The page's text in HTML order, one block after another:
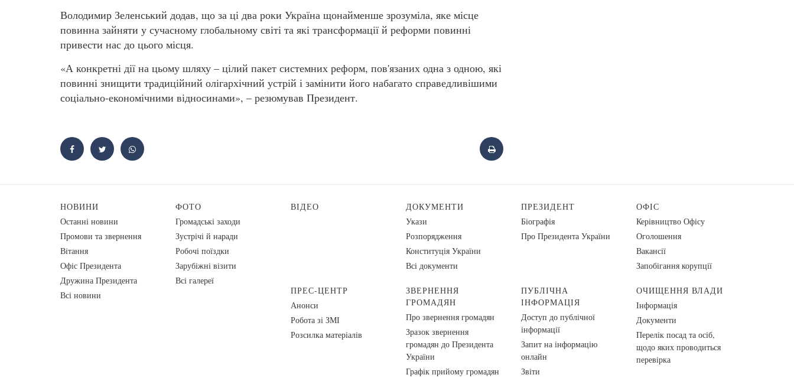
Володимир Зеленський додав, що за ці два роки Україна щонайменше зрозуміла, яке місце
повинна зайняти у сучасному глобальному світі та які трансформації й реформи повинні
привести нас до цього місця.
«А конкретні дії на цьому шляху – цілий пакет системних реформ, пов'язаних одна з одною, які
повинні знищити традиційний олігархічний устрій і замінити його набагато справедливішими
соціально-економічними відносинами», – резюмував Президент.
НОВИНИ
Останні новини
Промови та звернення
Вiтання
Офіс Президента
Дружина Президента
Всі новини
ФОТО
Громадські заходи
Зустрічі й наради
Робочі поїздки
Зарубіжні візити
Всі галереї
ВІДЕО
ДОКУМЕНТИ
Укази
Розпорядження
Конституція України
Всі документи
ПРЕЗИДЕНТ
Біографія
Про Президента України
ОФІС
Керівництво Офісу
Оголошення
Вакансії
Запобігання корупції
ПРЕС-ЦЕНТР
Анонси
Робота зі ЗМІ
Розсилка матеріалів
ЗВЕРНЕННЯ
ГРОМАДЯН
Про звернення громадян
Зразок звернення
громадян до Президента
України
Графік прийому громадян
ПУБЛІЧНА
ІНФОРМАЦІЯ
Доступ до публічної
інформації
Запит на інформацію
онлайн
Звіти
ОЧИЩЕННЯ ВЛАДИ
Інформація
Документи
Перелік посад та осіб,
щодо яких проводиться
перевірка